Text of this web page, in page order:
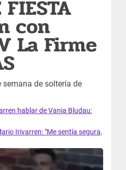
con
La Firme
de soltería de
hablar de Vania Bludau:
Irivarren: "Me sentía segura,